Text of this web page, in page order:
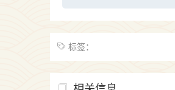
标签：